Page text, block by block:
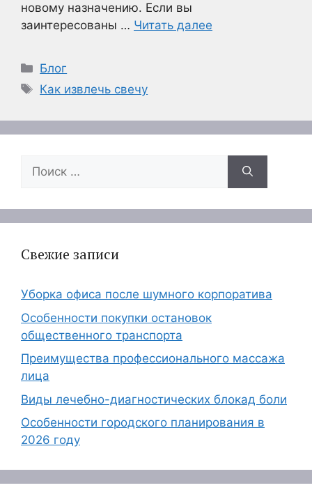
новому назначению. Если вы
заинтересованы … Читать далее
Рубрики
Блог
Метки
Как извлечь свечу
Поиск:
Свежие записи
Уборка офиса после шумного корпоратива
Особенности покупки остановок
общественного транспорта
Преимущества профессионального массажа
лица
Виды лечебно-диагностических блокад боли
Особенности городского планирования в
2026 году